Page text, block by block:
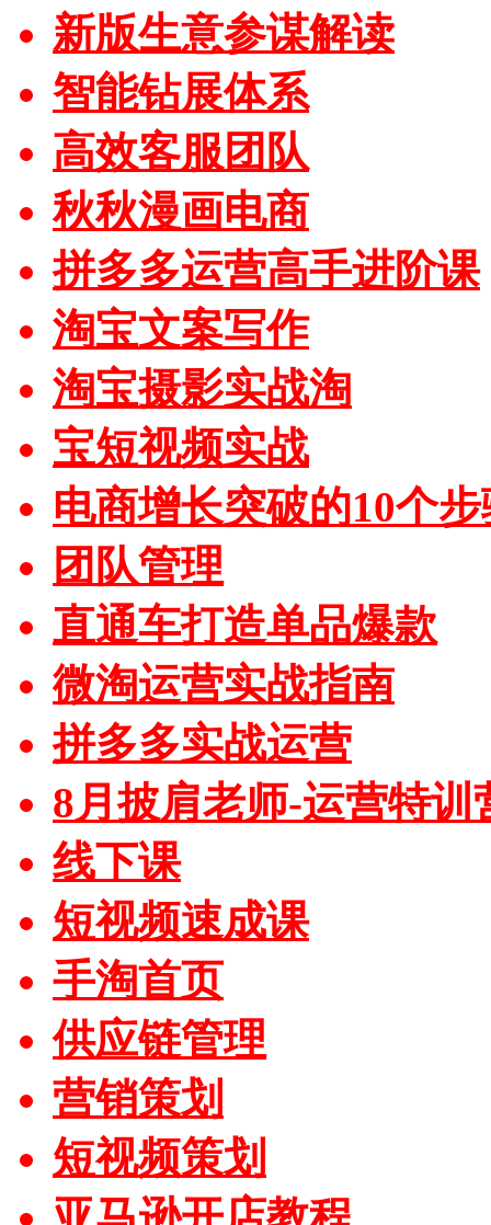
新版生意参谋解读
智能钻展体系
高效客服团队
秋秋漫画电商
拼多多运营高手进阶课
淘宝文案写作
淘宝摄影实战淘
宝短视频实战
电商增长突破的10个
团队管理
直通车打造单品爆款
微淘运营实战指南
拼多多实战运营
8月披肩老师-运营特训
线下课
短视频速成课
手淘首页
供应链管理
营销策划
短视频策划